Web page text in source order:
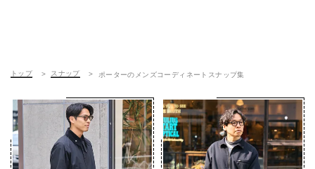
トップ スナップ ポーターのメンズコーディネートスナップ集